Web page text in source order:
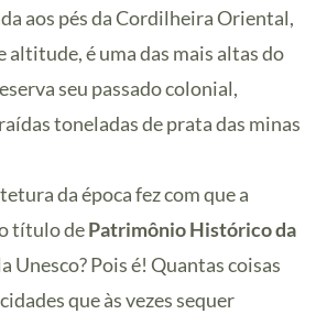
aos pés da Cordilheira Oriental,
altitude, é uma das mais altas do
seu passado colonial,
toneladas de prata das minas
da época fez com que a
título dePatrimônio Histórico da
Unesco? Pois é! Quantas coisas
que às vezes sequer